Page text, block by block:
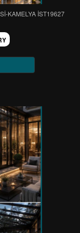
KAMELYA IST19627